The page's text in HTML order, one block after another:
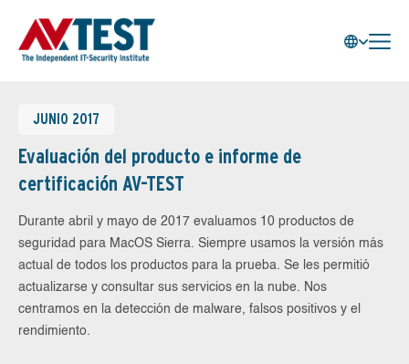
JUNIO 2017
Evaluación del producto e informe de
certificación AV-TEST
Durante abril y mayo de 2017 evaluamos 10 productos de
seguridad para MacOS Sierra. Siempre usamos la versión más
actual de todos los productos para la prueba. Se les permitió
actualizarse y consultar sus servicios en la nube. Nos
centramos en la detección de malware, falsos positivos y el
rendimiento.